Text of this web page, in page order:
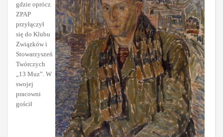
gdzie oprócz
ZPAP
przyłączył
się do Klubu
Związków i
Stowarzyszeń
Twórczych
„13 Muz”. W
swojej
pracowni
gościł